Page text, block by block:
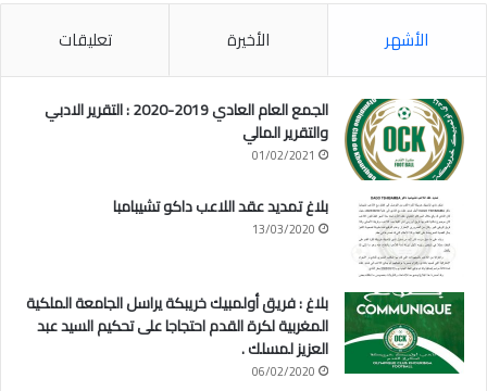
الأشهر الأخيرة تعليقات
الجمع العام العادي 2019-2020 : التقرير الادبي
والتقرير المالي
01/02/2021
بلاغ تمديد عقد اللاعب داكو تشيبامبا
13/03/2020
بلاغ : فريق أولمبيك خريبكة يراسل الجامعة الملكية
المغربية لكرة القدم احتجاجا على تحكيم السيد عبد
العزيز لمسلك .
06/02/2020